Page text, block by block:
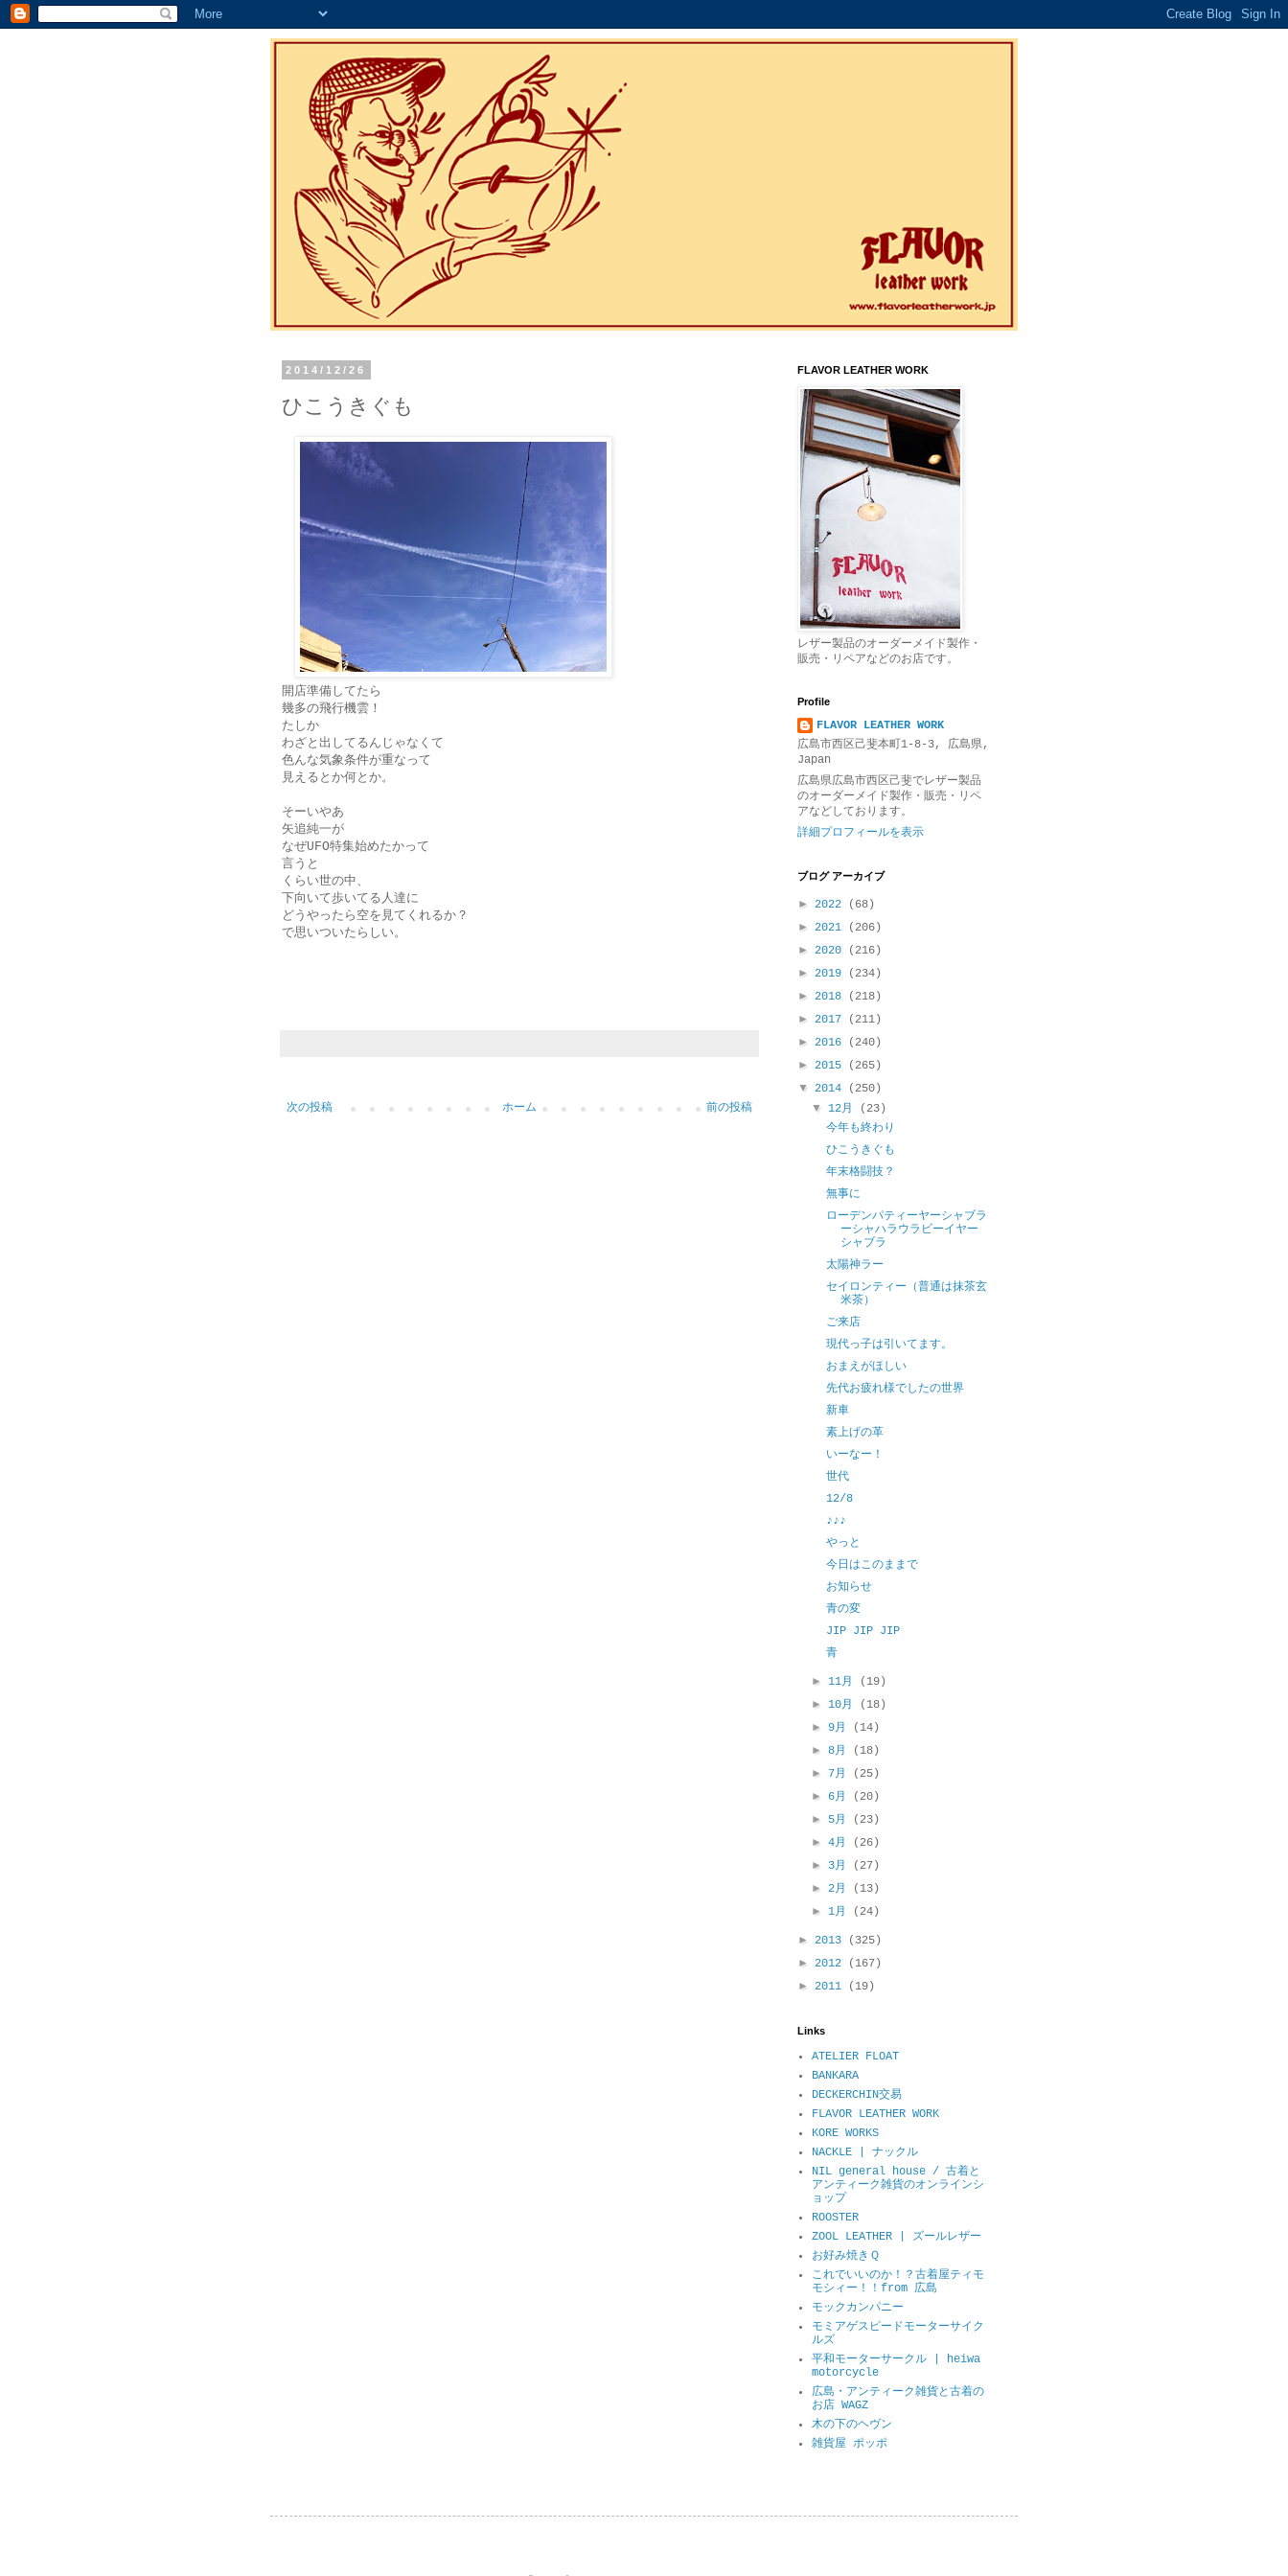
2014/12/26
ひこうきぐも
開店準備してたら
幾多の飛行機雲！
たしか
わざと出してるんじゃなくて
色んな気象条件が重なって
見えるとか何とか。
そーいやあ
矢追純一が
なぜUFO特集始めたかって
言うと
くらい世の中、
下向いて歩いてる人達に
どうやったら空を見てくれるか？
で思いついたらしい。
次の投稿 前の投稿
ホーム
FLAVOR LEATHER WORK
レザー製品のオーダーメイド製作・
販売・リペアなどのお店です。
Profile
FLAVOR LEATHER WORK
広島市西区己斐本町1-8-3, 広島県,
Japan
広島県広島市西区己斐でレザー製品
のオーダーメイド製作・販売・リペ
アなどしております。
詳細プロフィールを表示
ブログ アーカイブ
► 2022
(68)
► 2021
(206)
► 2020
(216)
► 2019
(234)
► 2018
(218)
► 2017
(211)
► 2016
(240)
► 2015
(265)
▼ 2014
(250)
▼12月
(23)
今年も終わり
ひこうきぐも
年末格闘技？
無事に
ローデンパティーヤーシャブラ
ーシャハラウラビーイヤー
シャブラ
太陽神ラー
セイロンティー（普通は抹茶玄
米茶）
ご来店
現代っ子は引いてます。
おまえがほしい
先代お疲れ様でしたの世界
新車
素上げの革
いーなー！
世代
12/8
♪♪♪
やっと
今日はこのままで
お知らせ
青の変
JIP JIP JIP
青
►11月
(19)
►10月
(18)
►9月
(14)
►8月
(18)
► 7月
(25)
► 6月
(20)
► 5月
(23)
►4月
(26)
► 3月
(27)
►2月
(13)
►1月 (24)
► 2013
(325)
► 2012
(167)
► 2011 (19)
Links
ATELIER FLOAT
BANKARA
DECKERCHIN交易
FLAVOR LEATHER WORK
KORE WORKS
NACKLE | ナックル
NIL general house / 古着と
アンティーク雑貨のオンラインシ
ョップ
ROOSTER
ZOOL LEATHER | ズールレザー
お好み焼きＱ
これでいいのか！？古着屋ティモ
モシィー！！from 広島
モックカンパニー
モミアゲスピードモーターサイク
ルズ
平和モーターサークル | heiwa
motorcycle
広島・アンティーク雑貨と古着の
お店 WAGZ
木の下のヘヴン
雑貨屋 ポッポ